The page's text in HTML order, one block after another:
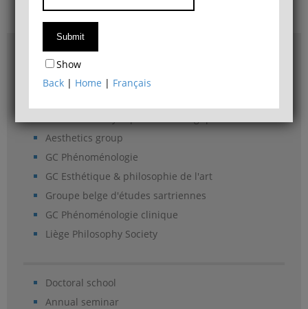
Access & maps
Philosophy Department Library
Aesthetics group
GC Phénoménologie
GC Esthétique & philosophie de l'art
Groupe belge d'études sartriennes
GC Phénoménologie clinique
Liège Philosophy Society
Doctoral school
Annual seminar
Show
Back | Home | Français